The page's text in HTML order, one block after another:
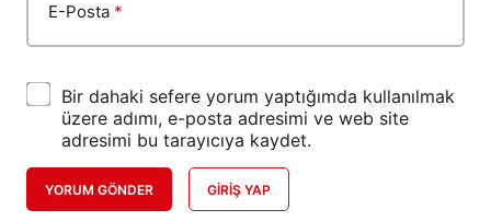
E-Posta *
Bir dahaki sefere yorum yaptığımda kullanılmak
üzere adımı, e-posta adresimi ve web site
adresimi bu tarayıcıya kaydet.
YORUM GÖNDER GIRIŞ YAP